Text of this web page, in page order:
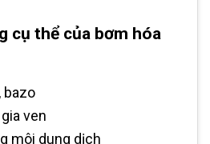
cụ thể của bơm hóa
bazo
ven
môi dung dịch